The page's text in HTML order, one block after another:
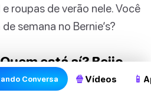
roupas de verão nele. Você
semana no Bernie’s?
está aí? Beijo.
me!
Conversa 🍿 Vídeos 📱